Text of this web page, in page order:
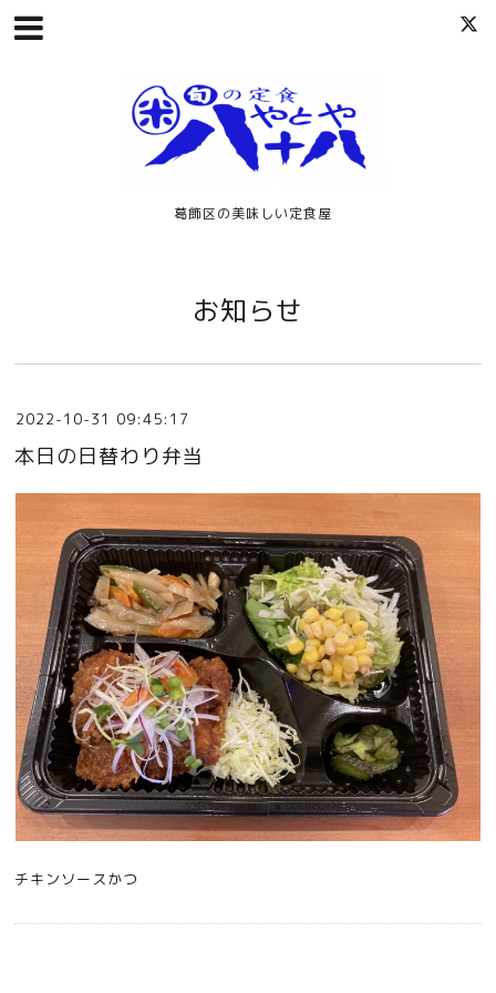
葛飾区の美味しい定食屋
お知らせ
2022-10-31 09:45:17
本日の日替わり弁当
チキンソースかつ